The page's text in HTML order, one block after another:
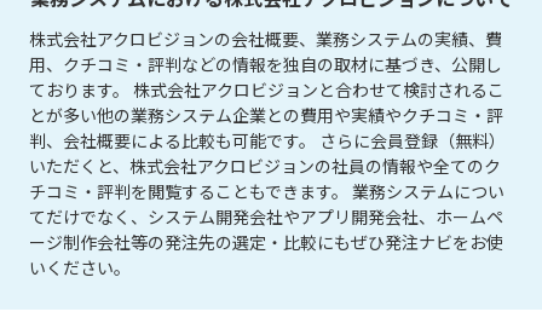
株式会社アクロビジョンの会社概要、業務システムの実績、費
用、クチコミ・評判などの情報を独自の取材に基づき、公開し
ております。 株式会社アクロビジョンと合わせて検討されるこ
とが多い他の業務システム企業との費用や実績やクチコミ・評
判、会社概要による比較も可能です。 さらに会員登録（無料）
いただくと、株式会社アクロビジョンの社員の情報や全てのク
チコミ・評判を閲覧することもできます。 業務システムについ
てだけでなく、システム開発会社やアプリ開発会社、ホームペ
ージ制作会社等の発注先の選定・比較にもぜひ発注ナビをお使
いください。